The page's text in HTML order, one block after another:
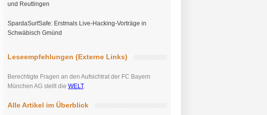
und Reutlingen
SpardaSurfSafe: Erstmals Live-Hacking-Vorträge in
Schwäbisch Gmünd
Leseempfehlungen (Externe Links)
Berechtigte Fragen an den Aufsichtrat der FC Bayern
München AG stellt die WELT.
Alle Artikel im Überblick